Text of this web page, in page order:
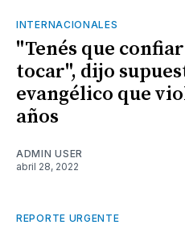
INTERNACIONALES
"Tenés que
tocar", dijo
evangélico que
años
ADMIN USER
abril 28, 2022
REPORTE URGENTE